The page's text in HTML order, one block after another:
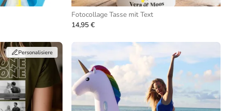
Fotocollage Tasse mit Text
14,95 €
Personalisiere